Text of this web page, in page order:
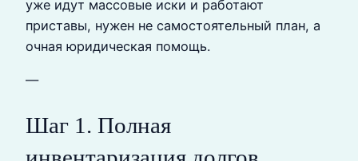
уже идут массовые иски и работают
приставы, нужен не самостоятельный план, а
очная юридическая помощь.
—
Шаг 1. Полная